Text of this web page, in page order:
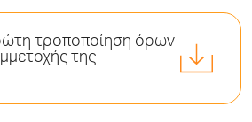
τροποποίηση όρων
της